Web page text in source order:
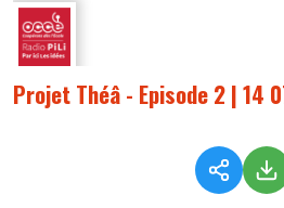
Projet Théâ - Episode 2 | 14